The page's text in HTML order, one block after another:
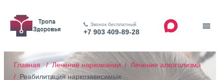
Звонок бесплатный
+7 903 409-89-28
Главная /Лечение наркомании / Лечение алкоголизма
/ Реабилитация наркозависимых